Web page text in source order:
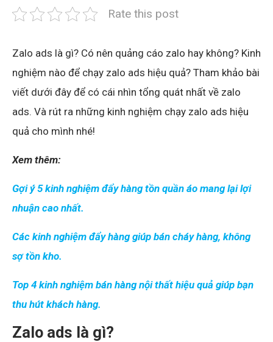
Rate this post
Zalo ads là gì? Có nên quảng cáo zalo hay không? Kinh
nghiệm nào để chạy zalo ads hiệu quả? Tham khảo bài
viết dưới đây để có cái nhìn tổng quát nhất về zalo
ads. Và rút ra những kinh nghiệm chạy zalo ads hiệu
quả cho mình nhé!
Xem thêm:
Gợi ý 5 kinh nghiệm đẩy hàng tồn quần áo mang lại lợi
nhuận cao nhất.
Các kinh nghiệm đẩy hàng giúp bán cháy hàng, không
sợ tồn kho.
Top 4 kinh nghiệm bán hàng nội thất hiệu quả giúp bạn
thu hút khách hàng.
Zalo ads là gì?